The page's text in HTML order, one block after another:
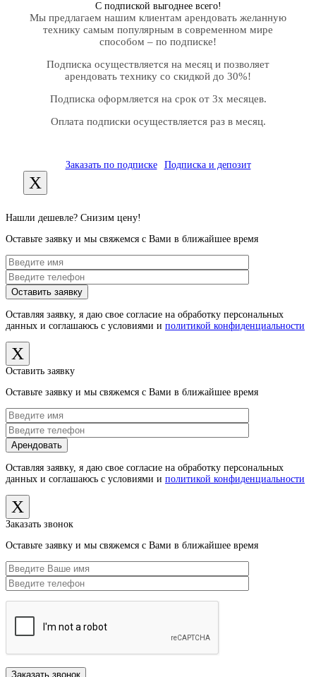
С подпиской выгоднее всего!
Мы предлагаем нашим клиентам арендовать желанную
технику самым популярным в современном мире
способом – по подписке!
Подписка осуществляется на месяц и позволяет
арендовать технику со скидкой до 30%!
Подписка оформляется на срок от 3х месяцев.
Оплата подписки осуществляется раз в месяц.
Заказать по подписке Подписка и депозит
X
Нашли дешевле? Снизим цену!
Оставьте заявку и мы свяжемся с Вами в ближайшее время
Оставляя заявку, я даю свое согласие на обработку персональных
данных и соглашаюсь с условиями и политикой конфиденциальности
X
Оставить заявку
Оставьте заявку и мы свяжемся с Вами в ближайшее время
Оставляя заявку, я даю свое согласие на обработку персональных
данных и соглашаюсь с условиями и политикой конфиденциальности
X
Заказать звонок
Оставьте заявку и мы свяжемся с Вами в ближайшее время